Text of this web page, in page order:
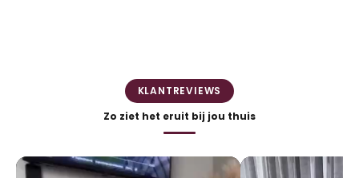
KLANTREVIEWS
Zo ziet het eruit bij jou thuis